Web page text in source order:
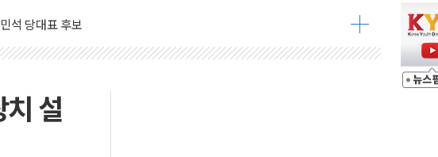
주·인천 경선 결과 발표...김민석 47.75% 정청래 42.08%
천 경선 결과 발표...김민석 45.09% 정청래 43.27% 송영길 11.63%
요 금융일정(8.10~8.14)
구전략 만지작…공습 한계·탄약 부족 현실화
설